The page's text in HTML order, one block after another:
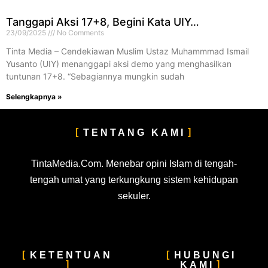
Tanggapi Aksi 17+8, Begini Kata UIY…
23/09/2025 No Comments
Tinta Media – Cendekiawan Muslim Ustaz Muhammmad Ismail
Yusanto (UIY) menanggapi aksi demo yang menghasilkan
tuntunan 17+8. “Sebagiannya mungkin sudah
Selengkapnya »
TENTANG KAMI
TintaMedia.Com. Menebar opini Islam di tengah-
tengah umat yang terkungkung sistem kehidupan
sekuler.
KETENTUAN
HUBUNGI
KAMI